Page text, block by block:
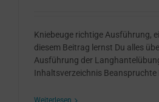
Kniebeuge richtige Ausführung,
diesem Beitrag lernst Du alles
Ausführung der
Inhaltsverzeichnis Beanspruchte
Weiterlesen